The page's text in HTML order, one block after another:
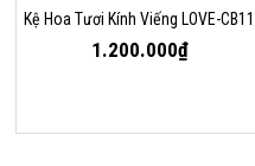
Kệ Hoa Tươi Kính Viếng LOVE-CB11
1.200.000₫